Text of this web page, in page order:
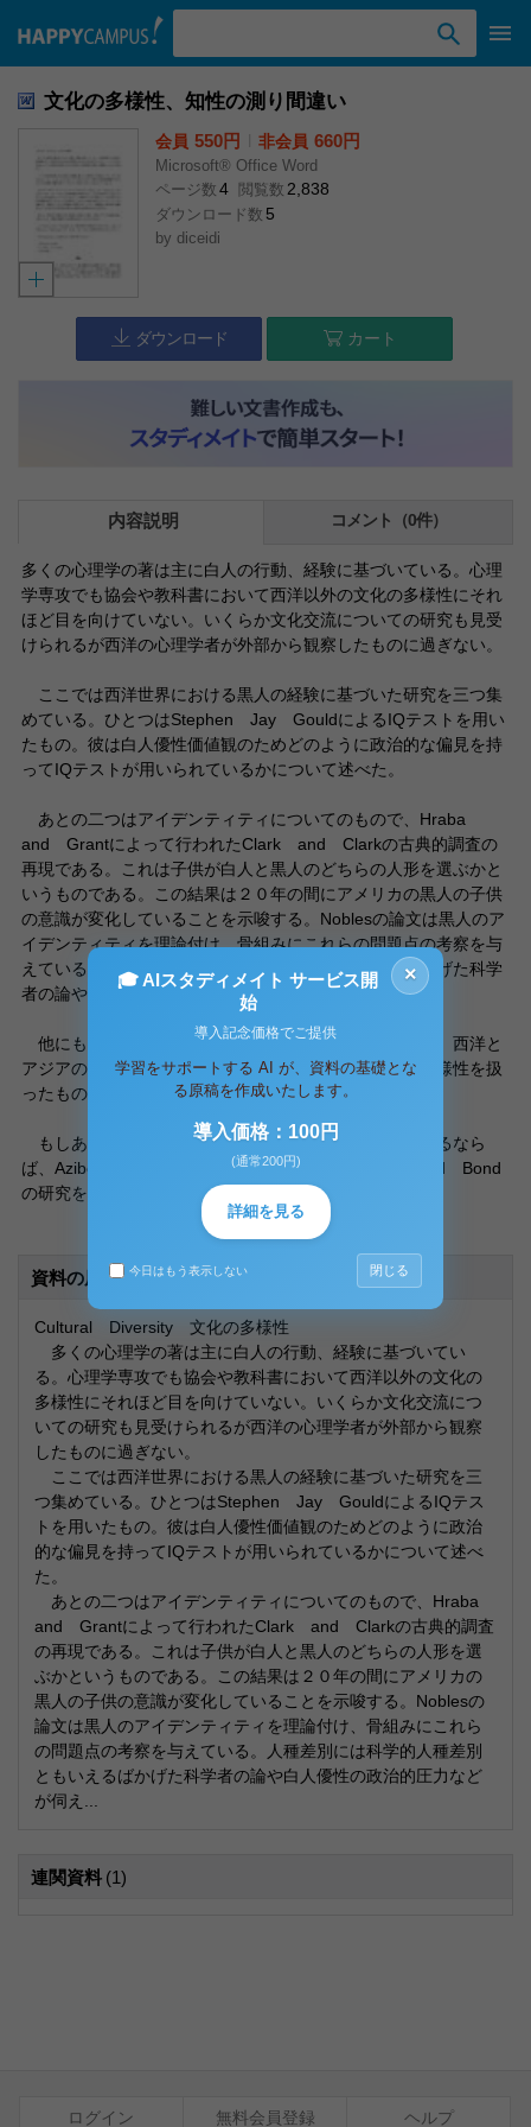
文化の多様性、知性の測り間違い
会員 550円 非会員 660円
Microsoft® Office Word
ページ数 4 閲覧数 2,838
ダウンロード数 5
by diceidi
ダウンロード カート
内容説明 コメント（0件）
多くの心理学の著は主に白人の行動、経験に基づいている。心理
学専攻でも協会や教科書において西洋以外の文化の多様性にそれ
ほど目を向けていない。いくらか文化交流についての研究も見受
けられるが西洋の心理学者が外部から観察したものに過ぎない。
ここでは西洋世界における黒人の経験に基づいた研究を三つ集
めている。ひとつはStephen Jay GouldによるIQテストを用い
たもの。彼は白人優性価値観のためどのように政治的な偏見を持
ってIQテストが用いられているかについて述べた。
あとの二つはアイデンティティについてのもので、Hraba
and Grantによって行われたClark and Clarkの古典的調査の
再現である。これは子供が白人と黒人のどちらの人形を選ぶかと
いうものである。この結果は２０年の間にアメリカの黒人の子供
の意識が変化していることを示唆する。Noblesの論文は黒人のア
イデンティティを理論付け、骨組みにこれらの問題点の考察を与
えている。人種差別には科学的人種差別ともいえるばかげた科学
者の論や白人優性の政治的圧力などが伺える。
他にも、新生児の行動を文化の差異から研究した論文、西洋と
アジアの教育の違いを扱ったもの、言語や認識の文化多様性を扱
ったものなどがある。
もしあなたが広く文化を扱った心理学研究に興味があるなら
ば、AziboやMatsumoto、Moghaddamらや Smith and Bond
の研究を見るのもよいだろう。
資料の原本内容
Cultural Diversity 文化の多様性
多くの心理学の著は主に白人の行動、経験に基づいてい
る。心理学専攻でも協会や教科書において西洋以外の文化の
多様性にそれほど目を向けていない。いくらか文化交流につ
いての研究も見受けられるが西洋の心理学者が外部から観察
したものに過ぎない。
ここでは西洋世界における黒人の経験に基づいた研究を三
つ集めている。ひとつはStephen Jay GouldによるIQテス
トを用いたもの。彼は白人優性価値観のためどのように政治
的な偏見を持ってIQテストが用いられているかについて述べ
た。
あとの二つはアイデンティティについてのもので、Hraba
and Grantによって行われたClark and Clarkの古典的調査
の再現である。これは子供が白人と黒人のどちらの人形を選
ぶかというものである。この結果は２０年の間にアメリカの
黒人の子供の意識が変化していることを示唆する。Noblesの
論文は黒人のアイデンティティを理論付け、骨組みにこれら
の問題点の考察を与えている。人種差別には科学的人種差別
ともいえるばかげた科学者の論や白人優性の政治的圧力など
が伺え...
連関資料 (1)
ログイン 無料会員登録 ヘルプ
×
🎓 AIスタディメイト サービス開
始
導入記念価格でご提供
学習をサポートする AI が、資料の基礎とな
る原稿を作成いたします。
導入価格：100円
(通常200円)
詳細を見る
今日はもう表示しない 閉じる